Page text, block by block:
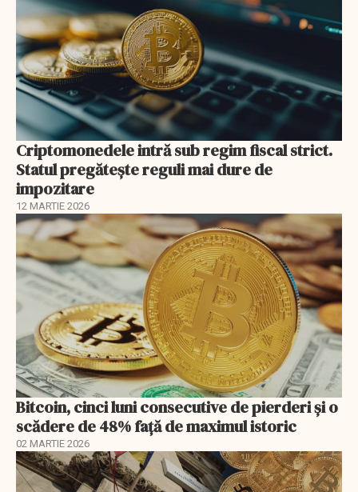
Criptomonedele intră sub regim fiscal strict.
Statul pregătește reguli mai dure de
impozitare
12 MARTIE 2026
Bitcoin, cinci luni consecutive de pierderi şi o
scădere de 48% faţă de maximul istoric
02 MARTIE 2026